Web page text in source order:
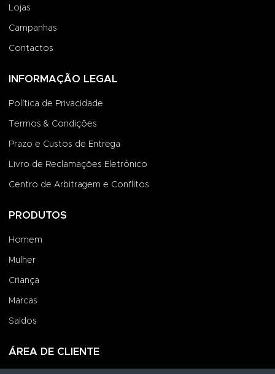
Lojas
Campanhas
Contactos
INFORMAÇÃO LEGAL
Política de Privacidade
Termos & Condições
Prazo e Custos de Entrega
Livro de Reclamações Eletrónico
Centro de Arbitragem e Conflitos
PRODUTOS
Homem
Mulher
Criança
Marcas
Saldos
ÁREA DE CLIENTE